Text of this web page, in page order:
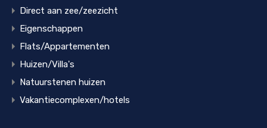
Direct aan zee/zeezicht
Eigenschappen
Flats/Appartementen
Huizen/Villa's
Natuurstenen huizen
Vakantiecomplexen/hotels